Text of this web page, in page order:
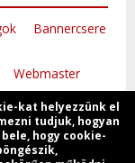
Bannercsere
Webmaster
kat helyezzünk el
tudjuk, hogyan
hogy cookie-